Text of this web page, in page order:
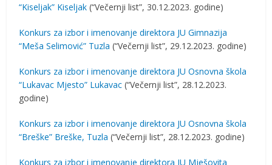
“Kiseljak” Kiseljak (“Večernji list”, 30.12.2023. godine)
Konkurs za izbor i imenovanje direktora JU Gimnazija
“Meša Selimović” Tuzla (“Večernji list”, 29.12.2023. godine)
Konkurs za izbor i imenovanje direktora JU Osnovna škola
“Lukavac Mjesto” Lukavac (“Večernji list”, 28.12.2023.
godine)
Konkurs za izbor i imenovanje direktora JU Osnovna škola
“Breške” Breške, Tuzla (“Večernji list”, 28.12.2023. godine)
Konkurs za izbor i imenovanje direktora JU Mješovita